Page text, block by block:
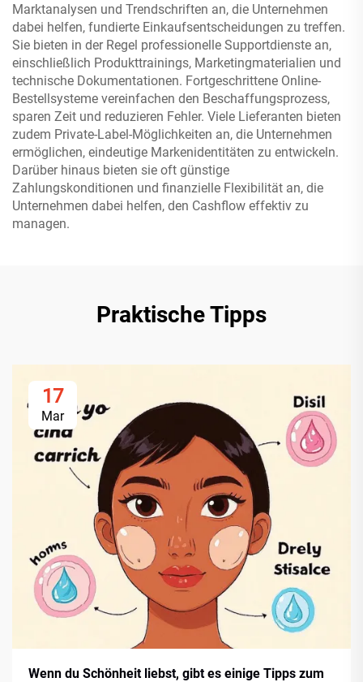
Marktanalysen und Trendschriften an, die Unternehmen
dabei helfen, fundierte Einkaufsentscheidungen zu treffen.
Sie bieten in der Regel professionelle Supportdienste an,
einschließlich Produkttrainings, Marketingmaterialien und
technische Dokumentationen. Fortgeschrittene Online-
Bestellsysteme vereinfachen den Beschaffungsprozess,
sparen Zeit und reduzieren Fehler. Viele Lieferanten bieten
zudem Private-Label-Möglichkeiten an, die Unternehmen
ermöglichen, eindeutige Markenidentitäten zu entwickeln.
Darüber hinaus bieten sie oft günstige
Zahlungskonditionen und finanzielle Flexibilität an, die
Unternehmen dabei helfen, den Cashflow effektiv zu
managen.
Praktische Tipps
17
Mar
Wenn du Schönheit liebst, gibt es einige Tipps zum